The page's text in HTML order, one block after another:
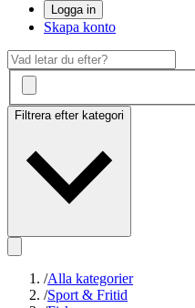
Logga in
Skapa konto
Filtrera efter kategori
/Alla kategorier
/Sport & Fritid